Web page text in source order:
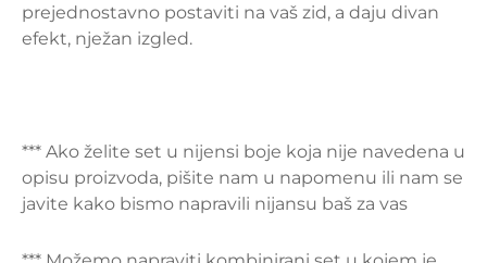
prejednostavno postaviti na vaš zid, a daju divan
efekt, nježan izgled.
*** Ako želite set u nijensi boje koja nije navedena u
opisu proizvoda, pišite nam u napomenu ili nam se
javite kako bismo napravili nijansu baš za vas